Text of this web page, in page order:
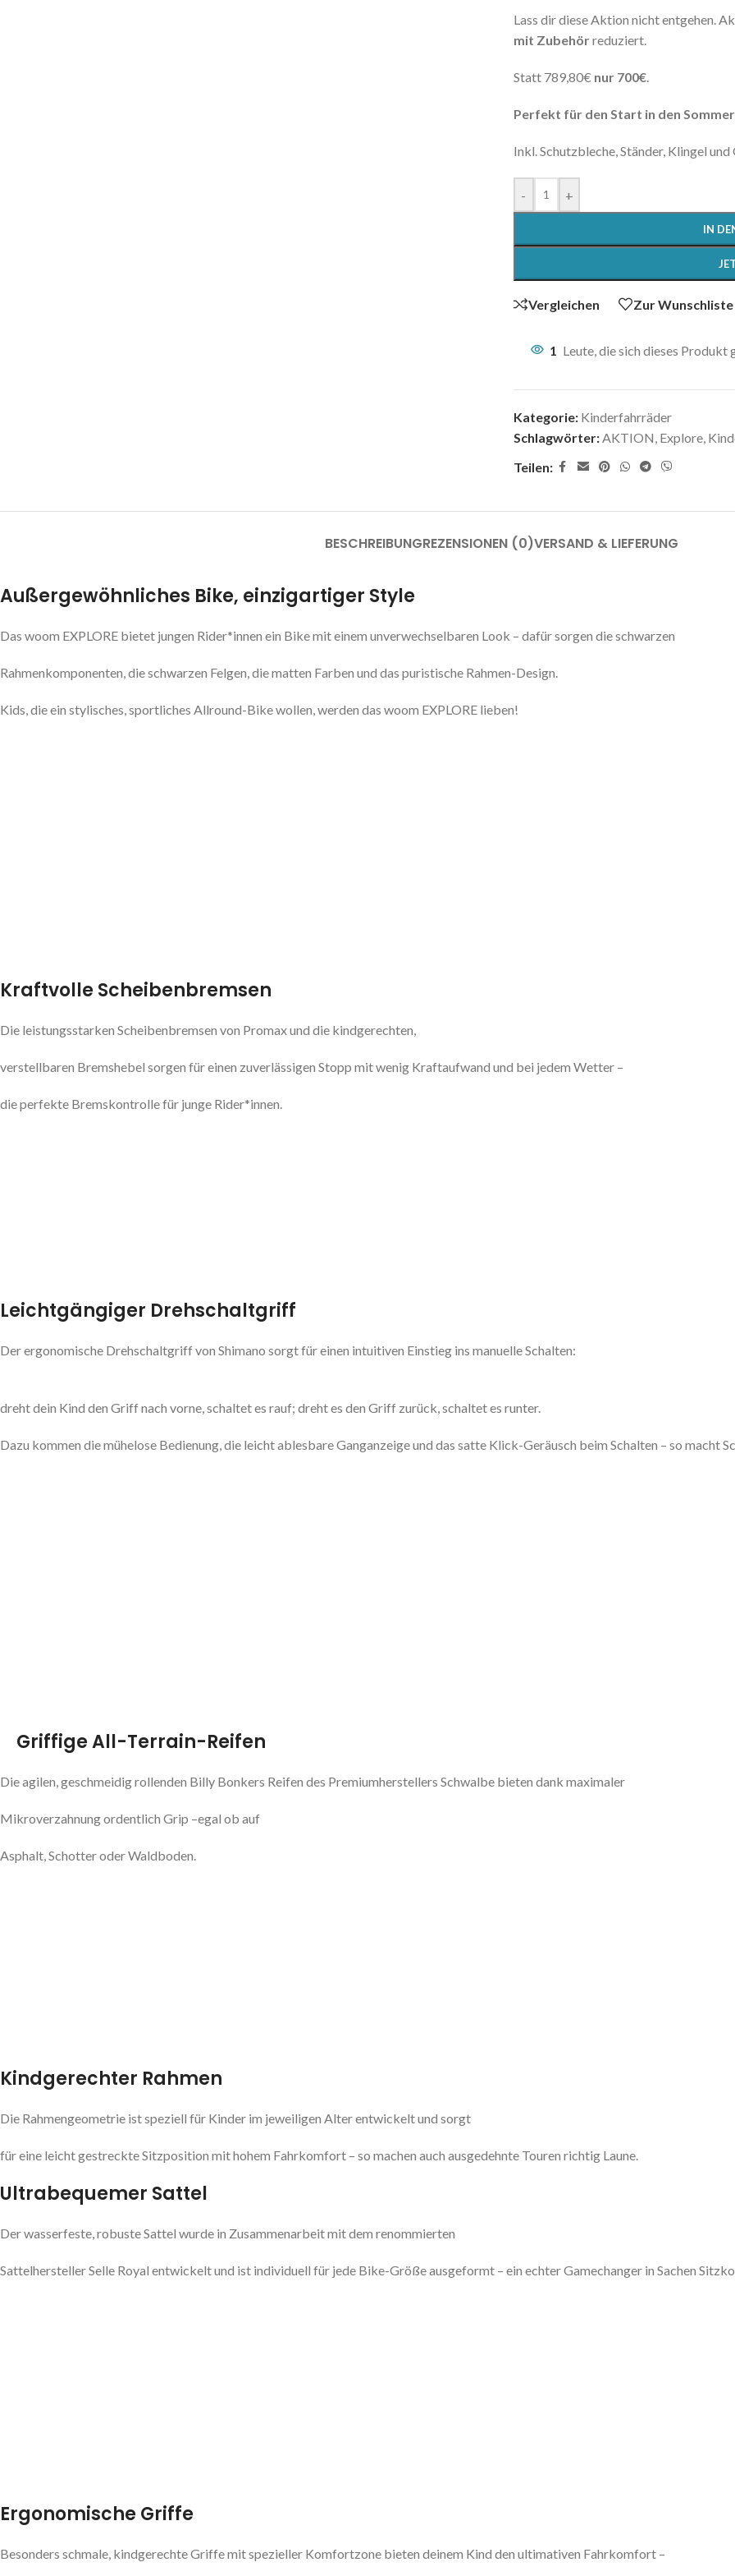
Lass dir diese Aktion nicht entgehen.
mit Zubehörreduziert.
Statt 789,80€ nur 700€.
Perfekt für den Start in den
Inkl. Schutzbleche, Ständer, Klingel
- +
IN
Vergleichen Zur
1 Leute, die sich dieses Produkt
Kategorie: Kinderfahrräder
Schlagwörter:AKTION, Explore,
Teilen:
BESCHREIBUNGREZENSIONEN (0)VERSAND & LIEFERUNG
Außergewöhnliches Bike, einzigartiger Style
Das woom EXPLORE bietet jungen Rider*innen ein Bike mit einem unverwechselbaren Look – dafür sorgen die schwarzen
Rahmenkomponenten, die schwarzen Felgen, die matten Farben und das puristische Rahmen-Design.
Kids, die ein stylisches, sportliches Allround-Bike wollen, werden das woom EXPLORE lieben!
Kraftvolle Scheibenbremsen
Die leistungsstarken Scheibenbremsen von Promax und die kindgerechten,
verstellbaren Bremshebel sorgen für einen zuverlässigen Stopp mit wenig Kraftaufwand und bei jedem Wetter –
die perfekte Bremskontrolle für junge Rider*innen.
Leichtgängiger Drehschaltgriff
Der ergonomische Drehschaltgriff von Shimano sorgt für einen intuitiven Einstieg ins manuelle Schalten:
dreht dein Kind den Griff nach vorne, schaltet es rauf; dreht es den Griff zurück, schaltet es runter.
Dazu kommen die mühelose Bedienung, die leicht ablesbare Ganganzeige und das satte Klick-Geräusch beim Schalten – so macht
Griffige All-Terrain-Reifen
Die agilen, geschmeidig rollenden Billy Bonkers Reifen des Premiumherstellers Schwalbe bieten dank maximaler
Mikroverzahnung ordentlich Grip –egal ob auf
Asphalt, Schotter oder Waldboden.
Kindgerechter Rahmen
Die Rahmengeometrie ist speziell für Kinder im jeweiligen Alter entwickelt und sorgt
für eine leicht gestreckte Sitzposition mit hohem Fahrkomfort – so machen auch ausgedehnte Touren richtig Laune.
Ultrabequemer Sattel
Der wasserfeste, robuste Sattel wurde in Zusammenarbeit mit dem renommierten
Sattelhersteller Selle Royal entwickelt und ist individuell für jede Bike-Größe ausgeformt – ein echter Gamechanger in Sachen
Ergonomische Griffe
Besonders schmale, kindgerechte Griffe mit spezieller Komfortzone bieten deinem Kind den ultimativen Fahrkomfort –